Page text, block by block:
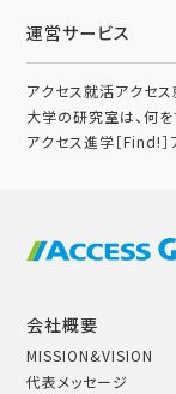
運営サービス
アクセス就活アクセ
大学の研究室は、何
アクセス進学［Find!］
会社概要
MISSION&VISION
代表メッセージ